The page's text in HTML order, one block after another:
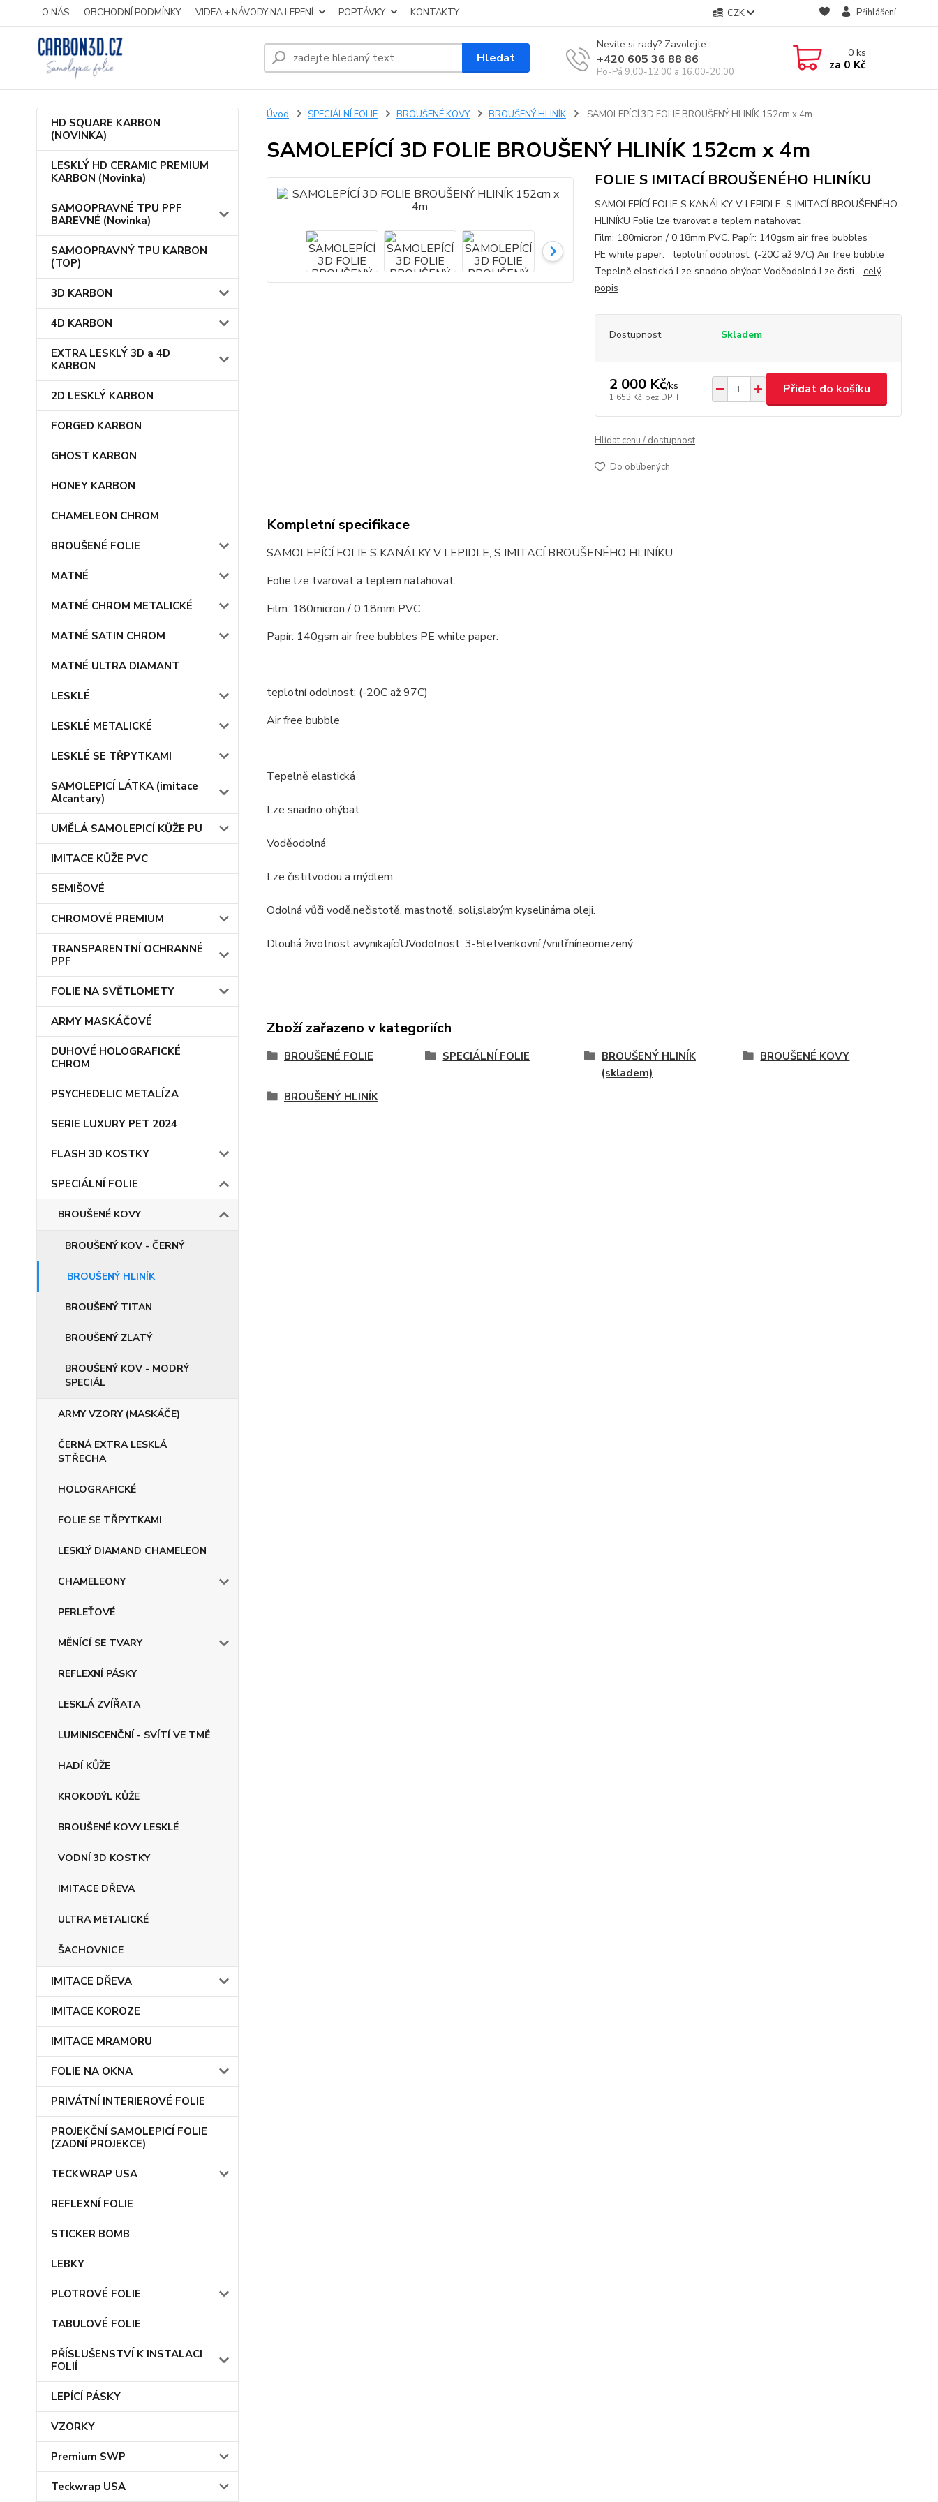
O NÁS OBCHODNÍ PODMÍNKY VIDEA + NÁVODY NA LEPENÍ POPTÁVKY KONTAKTY CZK Přihlášení
Hledat
Nevíte si rady? Zavolejte.
+420 605 36 88 86
Po-Pá 9.00-12.00 a 16.00-20.00
0ks
za 0 Kč
HD SQUARE KARBON
(NOVINKA)
LESKLÝ HD CERAMIC PREMIUM
KARBON (Novinka)
SAMOOPRAVNÉ TPU PPF
BAREVNÉ (Novinka)
SAMOOPRAVNÝ TPU KARBON
(TOP)
3D KARBON
4D KARBON
EXTRA LESKLÝ 3D a 4D
KARBON
2D LESKLÝ KARBON
FORGED KARBON
GHOST KARBON
HONEY KARBON
CHAMELEON CHROM
BROUŠENÉ FOLIE
MATNÉ
MATNÉ CHROM METALICKÉ
MATNÉ SATIN CHROM
MATNÉ ULTRA DIAMANT
LESKLÉ
LESKLÉ METALICKÉ
LESKLÉ SE TŘPYTKAMI
SAMOLEPICÍ LÁTKA (imitace
Alcantary)
UMĚLÁ SAMOLEPICÍ KŮŽE PU
IMITACE KŮŽE PVC
SEMIŠOVÉ
CHROMOVÉ PREMIUM
TRANSPARENTNÍ OCHRANNÉ
PPF
FOLIE NA SVĚTLOMETY
ARMY MASKÁČOVÉ
DUHOVÉ HOLOGRAFICKÉ
CHROM
PSYCHEDELIC METALÍZA
SERIE LUXURY PET 2024
FLASH 3D KOSTKY
SPECIÁLNÍ FOLIE
BROUŠENÉ KOVY
BROUŠENÝ KOV - ČERNÝ
BROUŠENÝ HLINÍK
BROUŠENÝ TITAN
BROUŠENÝ ZLATÝ
BROUŠENÝ KOV - MODRÝ
SPECIÁL
ARMY VZORY (MASKÁČE)
ČERNÁ EXTRA LESKLÁ
STŘECHA
HOLOGRAFICKÉ
FOLIE SE TŘPYTKAMI
LESKLÝ DIAMAND CHAMELEON
CHAMELEONY
PERLEŤOVÉ
MĚNÍCÍ SE TVARY
REFLEXNÍ PÁSKY
LESKLÁ ZVÍŘATA
LUMINISCENČNÍ - SVÍTÍ VE TMĚ
HADÍ KŮŽE
KROKODÝL KŮŽE
BROUŠENÉ KOVY LESKLÉ
VODNÍ 3D KOSTKY
IMITACE DŘEVA
ULTRA METALICKÉ
ŠACHOVNICE
IMITACE DŘEVA
IMITACE KOROZE
IMITACE MRAMORU
FOLIE NA OKNA
PRIVÁTNÍ INTERIEROVÉ FOLIE
PROJEKČNÍ SAMOLEPICÍ FOLIE
(ZADNÍ PROJEKCE)
TECKWRAP USA
REFLEXNÍ FOLIE
STICKER BOMB
LEBKY
PLOTROVÉ FOLIE
TABULOVÉ FOLIE
PŘÍSLUŠENSTVÍ K INSTALACI
FOLIÍ
LEPÍCÍ PÁSKY
VZORKY
Premium SWP
Teckwrap USA
Úvod SPECIÁLNÍ FOLIE BROUŠENÉ KOVY BROUŠENÝ HLINÍK SAMOLEPÍCÍ 3D FOLIE BROUŠENÝ HLINÍK 152cm x 4m
SAMOLEPÍCÍ 3D FOLIE BROUŠENÝ HLINÍK 152cm x 4m
FOLIE S IMITACÍ BROUŠENÉHO HLINÍKU
SAMOLEPÍCÍ FOLIE S KANÁLKY V LEPIDLE, S IMITACÍ BROUŠENÉHO
HLINÍKU Folie lze tvarovat a teplem natahovat.
Film: 180micron / 0.18mm PVC. Papír: 140gsm air free bubbles
PE white paper. teplotní odolnost: (-20C až 97C) Air free bubble
Tepelně elastická Lze snadno ohýbat Voděodolná Lze čisti... celý
popis
Dostupnost Skladem
2 000 Kč/ks
1 653 Kč bez DPH
Přidat do košíku
Hlídat cenu / dostupnost
Do oblíbených
Kompletní specifikace
SAMOLEPÍCÍ FOLIE S KANÁLKY V LEPIDLE, S IMITACÍ BROUŠENÉHO HLINÍKU
Folie lze tvarovat a teplem natahovat.
Film: 180micron / 0.18mm PVC.
Papír: 140gsm air free bubbles PE white paper.
teplotní odolnost: (-20C až 97C)
Air free bubble
Tepelně elastická
Lze snadno ohýbat
Voděodolná
Lze čistitvodou a mýdlem
Odolná vůči vodě,nečistotě, mastnotě, soli,slabým kyselináma oleji.
Dlouhá životnost avynikajícíUVodolnost: 3-5letvenkovní /vnitřníneomezený
Zboží zařazeno v kategoriích
BROUŠENÉ FOLIE SPECIÁLNÍ FOLIE
BROUŠENÝ HLINÍK
(skladem)
BROUŠENÉ KOVY
BROUŠENÝ HLINÍK